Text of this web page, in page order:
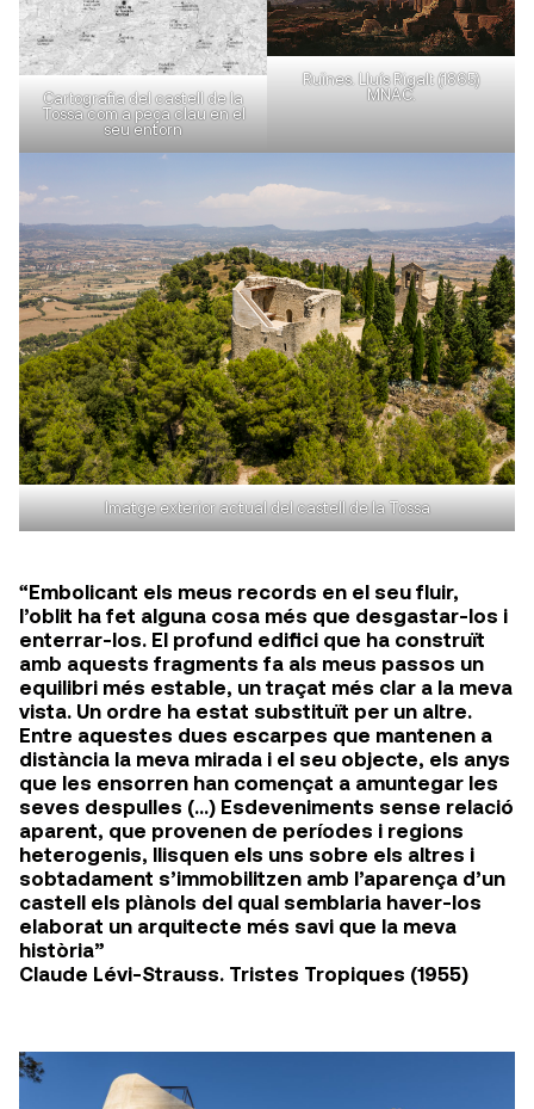
Cartografia del castell de la
Tossa com a peça clau en el
seu entorn
Ruïnes. Lluís Rigalt (1865)
MNAC.
Imatge exterior actual del castell de la Tossa
“Embolicant els meus records en el seu fluir,
l’oblit ha fet alguna cosa més que desgastar-los i
enterrar-los. El profund edifici que ha construït
amb aquests fragments fa als meus passos un
equilibri més estable, un traçat més clar a la meva
vista. Un ordre ha estat substituït per un altre.
Entre aquestes dues escarpes que mantenen a
distància la meva mirada i el seu objecte, els anys
que les ensorren han començat a amuntegar les
seves despulles (…) Esdeveniments sense relació
aparent, que provenen de períodes i regions
heterogenis, llisquen els uns sobre els altres i
sobtadament s’immobilitzen amb l’aparença d’un
castell els plànols del qual semblaria haver-los
elaborat un arquitecte més savi que la meva
història”
Claude Lévi-Strauss. Tristes Tropiques (1955)